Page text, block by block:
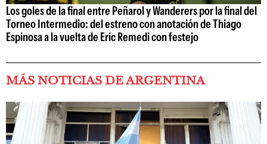
Los goles de la final entre Peñarol y Wanderers por la final del
Torneo Intermedio: del estreno con anotación de Thiago
Espinosa a la vuelta de Eric Remedi con festejo
MÁS NOTICIAS DE ARGENTINA